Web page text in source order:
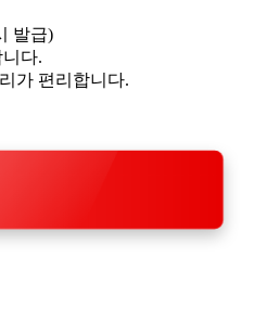
발급)
다.
가 편리합니다.